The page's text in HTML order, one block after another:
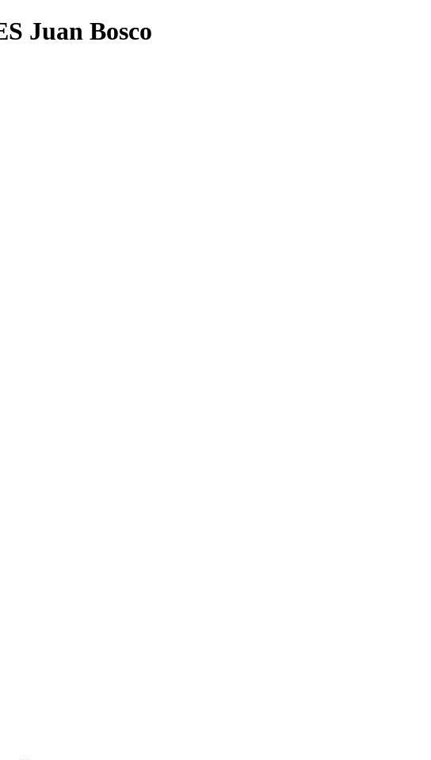
Juan Bosco